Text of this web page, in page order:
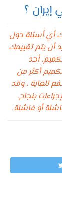
؟
أي أسئلة حول
أن يتم تقييمك
أحد
أكثر من
للغاية ، وقد
بنجاح.
أو فاشلة.